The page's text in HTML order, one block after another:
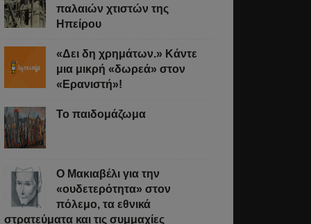
παλαιών χτιστών της
Ηπείρου
«Δει δη χρημάτων.» Κάντε
μια μικρή «δωρεά» στον
«Ερανιστή»!
Το παιδομάζωμα
O Μακιαβέλι για την
«ουδετερότητα» στον
πόλεμο, τα εθνικά
στρατεύματα και τις συμμαχίες